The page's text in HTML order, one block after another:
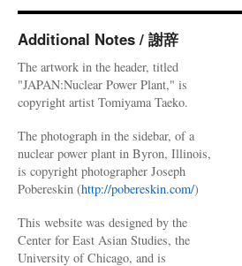
Additional Notes / 謝辞
The artwork in the header, titled
"JAPAN:Nuclear Power Plant," is
copyright artist Tomiyama Taeko.
The photograph in the sidebar, of a
nuclear power plant in Byron, Illinois,
is copyright photographer Joseph
Pobereskin (http://pobereskin.com/)
This website was designed by the
Center for East Asian Studies, the
University of Chicago, and is